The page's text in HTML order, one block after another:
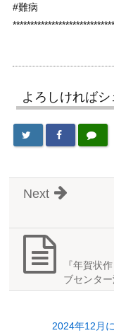
#難病
よろしければ
Next
『年賀状
ブセンタ
2024年12月